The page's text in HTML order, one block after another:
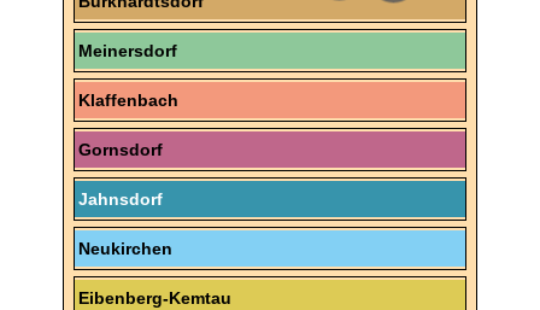
Meinersdorf
Klaffenbach
Gornsdorf
Jahnsdorf
Neukirchen
Eibenberg-Kemtau